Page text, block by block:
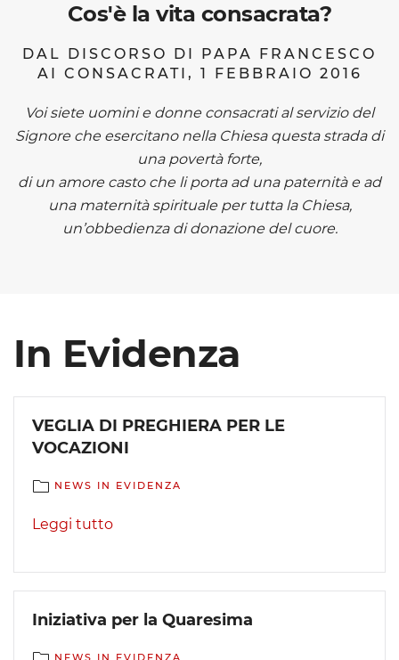
Cos'è la vita consacrata?
DAL DISCORSO DI PAPA FRANCESCO
AI CONSACRATI, 1 FEBBRAIO 2016
Voi siete uomini e donne consacrati al servizio del
Signore che esercitano nella Chiesa questa strada di
una povertà forte,
di un amore casto che li porta ad una paternità e ad
una maternità spirituale per tutta la Chiesa,
un’obbedienza di donazione del cuore.
In Evidenza
VEGLIA DI PREGHIERA PER LE
VOCAZIONI
NEWS IN EVIDENZA
Leggi tutto
Iniziativa per la Quaresima